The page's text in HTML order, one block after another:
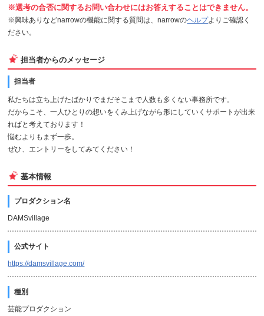
※選考の合否に関するお問い合わせにはお答えすることはできません。
※興味ありなどnarrowの機能に関する質問は、narrowのヘルプよりご確認く
ださい。
担当者からのメッセージ
担当者
私たちは立ち上げたばかりでまだそこまで人数も多くない事務所です。
だからこそ、一人ひとりの想いをくみ上げながら形にしていくサポートが出来
ればと考えております！
悩むよりもまず一歩。
ぜひ、エントリーをしてみてください！
基本情報
プロダクション名
DAMSvillage
公式サイト
https://damsvillage.com/
種別
芸能プロダクション